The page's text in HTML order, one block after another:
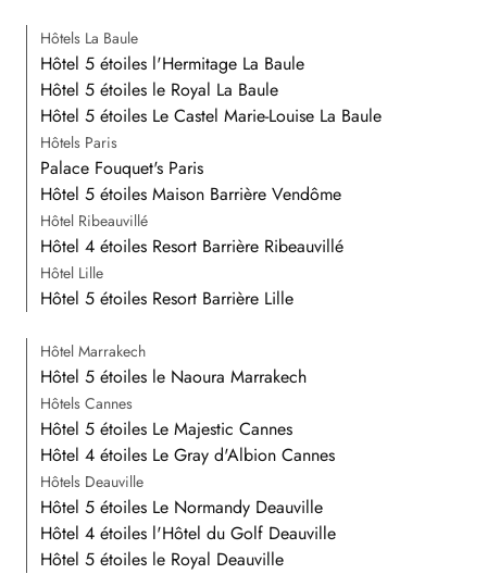
Hôtels La Baule
Hôtel 5 étoiles l'Hermitage La Baule
Hôtel 5 étoiles le Royal La Baule
Hôtel 5 étoiles Le Castel Marie-Louise La Baule
Hôtels Paris
Palace Fouquet's Paris
Hôtel 5 étoiles Maison Barrière Vendôme
Hôtel Ribeauvillé
Hôtel 4 étoiles Resort Barrière Ribeauvillé
Hôtel Lille
Hôtel 5 étoiles Resort Barrière Lille
Hôtel Marrakech
Hôtel 5 étoiles le Naoura Marrakech
Hôtels Cannes
Hôtel 5 étoiles Le Majestic Cannes
Hôtel 4 étoiles Le Gray d'Albion Cannes
Hôtels Deauville
Hôtel 5 étoiles Le Normandy Deauville
Hôtel 4 étoiles l'Hôtel du Golf Deauville
Hôtel 5 étoiles le Royal Deauville